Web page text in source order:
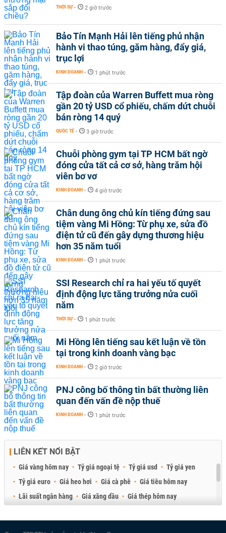
THỜI SỰ - 2 giờ trước
Bảo Tín Mạnh Hải lên tiếng phủ nhận
hành vi thao túng, găm hàng, đẩy giá,
trục lợi
KINH DOANH - 1 phút trước
Tập đoàn của Warren Buffett mua ròng
gần 20 tỷ USD cổ phiếu, chấm dứt chuỗi
bán ròng 14 quý
QUỐC TẾ - 3 giờ trước
Chuỗi phòng gym tại TP HCM bất ngờ
đóng cửa tất cả cơ sở, hàng trăm hội
viên bơ vơ
KINH DOANH - 4 giờ trước
Chân dung ông chủ kín tiếng đứng sau
tiệm vàng Mi Hồng: Từ phụ xe, sửa đồ
điện tử cũ đến gây dựng thương hiệu
hơn 35 năm tuổi
KINH DOANH - 1 phút trước
SSI Research chỉ ra hai yếu tố quyết
định động lực tăng trưởng nửa cuối
năm
THỜI SỰ - 1 phút trước
Mi Hồng lên tiếng sau kết luận về tồn
tại trong kinh doanh vàng bạc
KINH DOANH - 2 giờ trước
PNJ công bố thông tin bất thường liên
quan đến vấn đề nộp thuế
KINH DOANH - 1 phút trước
LIÊN KẾT NỔI BẬT
Giá vàng hôm nay Tỷ giá ngoại tệ Tỷ giá usd
Tỷ giá yen
Tỷ giá euro
Giá heo hơi Giá cà phê
Giá tiêu hôm nay
Lãi suất ngân hàng
Giá xăng dầu
Giá thép hôm nay